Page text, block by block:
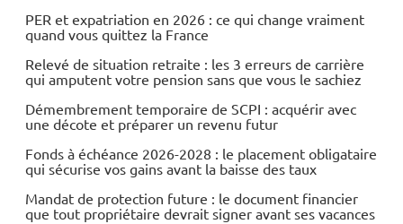
PER et expatriation en 2026 : ce qui change vraiment
quand vous quittez la France
Relevé de situation retraite : les 3 erreurs de carrière
qui amputent votre pension sans que vous le sachiez
Démembrement temporaire de SCPI : acquérir avec
une décote et préparer un revenu futur
Fonds à échéance 2026-2028 : le placement obligataire
qui sécurise vos gains avant la baisse des taux
Mandat de protection future : le document financier
que tout propriétaire devrait signer avant ses vacances